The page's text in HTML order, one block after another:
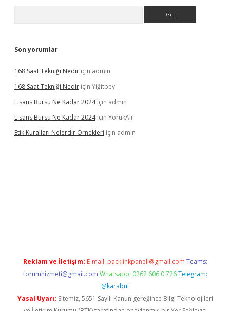
Son yorumlar
168 Saat Tekniği Nedir için admin
168 Saat Tekniği Nedir için Yiğitbey
Lisans Bursu Ne Kadar 2024için admin
Lisans Bursu Ne Kadar 2024için YörükAli
Etik Kuralları Nelerdir Örnekleri için admin
Reklam ve İletişim: E-mail: backlinkpaneli@gmail.com Teams:
forumhizmeti@gmail.com Whatsapp: 0262 606 0 726 Telegram:
@karabul
Yasal Uyarı: Sitemiz, 5651 Sayılı Kanun gereğince Bilgi Teknolojileri